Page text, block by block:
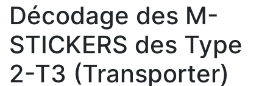
Décodage des M-
STICKERS des Type
2-T3 (Transporter)